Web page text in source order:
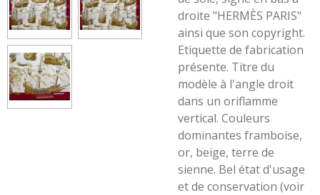
droite "HERMÈS PARIS"
ainsi que son copyright.
Etiquette de fabrication
présente. Titre du
modèle à l'angle droit
dans un oriflamme
vertical. Couleurs
dominantes framboise,
or, beige, terre de
sienne. Bel état d'usage
et de conservation (voir